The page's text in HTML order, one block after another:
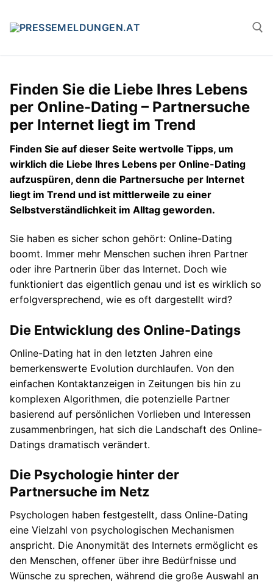
Inhalt
Finden Sie die Liebe Ihres Lebens
per Online-Dating – Partnersuche
per Internet liegt im Trend
Finden Sie auf dieser Seite wertvolle Tipps, um
wirklich die Liebe Ihres Lebens per Online-Dating
aufzuspüren, denn die Partnersuche per Internet
liegt im Trend und ist mittlerweile zu einer
Selbstverständlichkeit im Alltag geworden.
Sie haben es sicher schon gehört: Online-Dating
boomt. Immer mehr Menschen suchen ihren Partner
oder ihre Partnerin über das Internet. Doch wie
funktioniert das eigentlich genau und ist es wirklich so
erfolgversprechend, wie es oft dargestellt wird?
Die Entwicklung des Online-Datings
Online-Dating hat in den letzten Jahren eine
bemerkenswerte Evolution durchlaufen. Von den
einfachen Kontaktanzeigen in Zeitungen bis hin zu
komplexen Algorithmen, die potenzielle Partner
basierend auf persönlichen Vorlieben und Interessen
zusammenbringen, hat sich die Landschaft des Online-
Datings dramatisch verändert.
Die Psychologie hinter der
Partnersuche im Netz
Psychologen haben festgestellt, dass Online-Dating
eine Vielzahl von psychologischen Mechanismen
anspricht. Die Anonymität des Internets ermöglicht es
den Menschen, offener über ihre Bedürfnisse und
Wünsche zu sprechen, während die große Auswahl an